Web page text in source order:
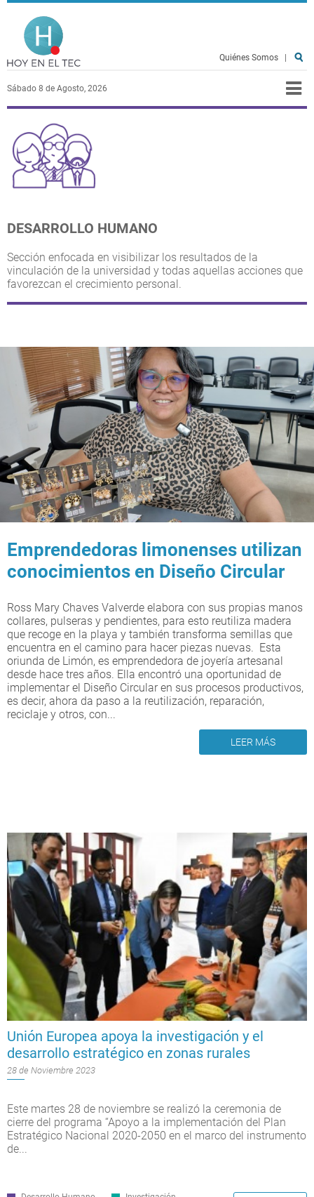
Pasar al contenido principal
Sábado 8 de Agosto, 2026
Quiénes Somos
DESARROLLO HUMANO
Sección enfocada en visibilizar los resultados de la
vinculación de la universidad y todas aquellas acciones que
favorezcan el crecimiento personal.
Emprendedoras limonenses utilizan
conocimientos en Diseño Circular
Ross Mary Chaves Valverde elabora con sus propias manos
collares, pulseras y pendientes, para esto reutiliza madera
que recoge en la playa y también transforma semillas que
encuentra en el camino para hacer piezas nuevas. Esta
oriunda de Limón, es emprendedora de joyería artesanal
desde hace tres años. Ella encontró una oportunidad de
implementar el Diseño Circular en sus procesos productivos,
es decir, ahora da paso a la reutilización, reparación,
reciclaje y otros, con...
LEER MÁS
Unión Europea apoya la investigación y el
desarrollo estratégico en zonas rurales
28 de Noviembre 2023
Este martes 28 de noviembre se realizó la ceremonia de
cierre del programa “Apoyo a la implementación del Plan
Estratégico Nacional 2020-2050 en el marco del instrumento
de...